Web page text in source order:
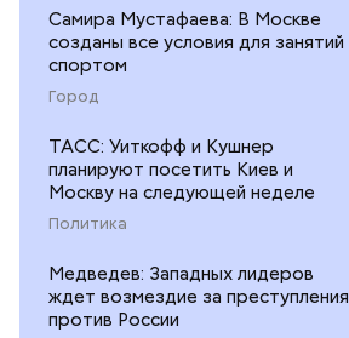
Самира Мустафаева: В Москве
созданы все условия для занятий
спортом
Город
ТАСС: Уиткофф и Кушнер
планируют посетить Киев и
Москву на следующей неделе
Политика
Медведев: Западных лидеров
ждет возмездие за преступления
против России